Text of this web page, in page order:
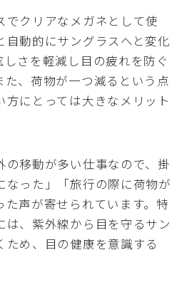
でクリアなメガネとして使
自動的にサングラスへと変化
しさを軽減し目の疲れを防ぐ
た、荷物が一つ減るという点
にとっては大きなメリット
の移動が多い仕事なので、掛
なった」「旅行の際に荷物が
声が寄せられています。特
は、紫外線から目を守るサン
め、目の健康を意識する